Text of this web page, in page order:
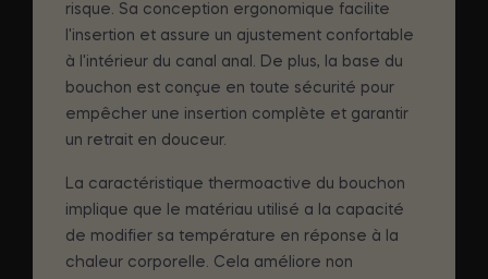
risque. Sa conception ergonomique facilite
l'insertion et assure un ajustement confortable
à l'intérieur du canal anal. De plus, la base du
bouchon est conçue en toute sécurité pour
empêcher une insertion complète et garantir
un retrait en douceur.
La caractéristique thermoactive du bouchon
implique que le matériau utilisé a la capacité
de modifier sa température en réponse à la
chaleur corporelle. Cela améliore non